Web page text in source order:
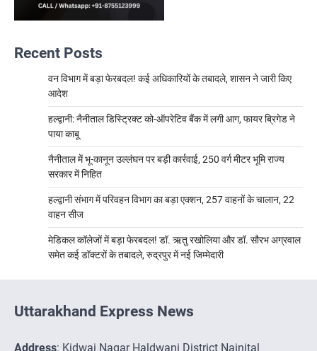
Recent Posts
वन विभाग में बड़ा फेरबदल! कई अधिकारियों के तबादले, शासन ने जारी किए
आदेश
हल्द्वानी: नैनीताल डिस्ट्रिक्ट को-ऑपरेटिव बैंक में लगी आग, फायर ब्रिगेड ने
पाया काबू
नैनीताल में भू-कानून उल्लंघन पर बड़ी कार्रवाई, 250 वर्ग मीटर भूमि राज्य
सरकार में निहित
हल्द्वानी संभाग में परिवहन विभाग का बड़ा एक्शन, 257 वाहनों के चालान, 22
वाहन सीज
मेडिकल कॉलेजों में बड़ा फेरबदल! डॉ. ऋतु रखोलिया और डॉ. सौरभ अग्रवाल
समेत कई डॉक्टरों के तबादले, रुद्रपुर में नई जिम्मेदारी
Uttarakhand Express News
Address: Kidwai Nagar Haldwani District Nainital